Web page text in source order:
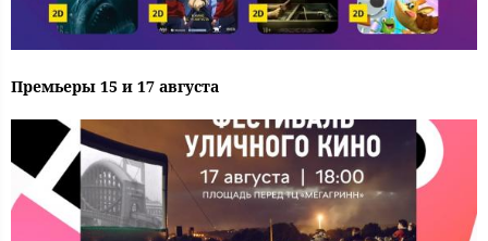
Премьеры 15 и 17 августа